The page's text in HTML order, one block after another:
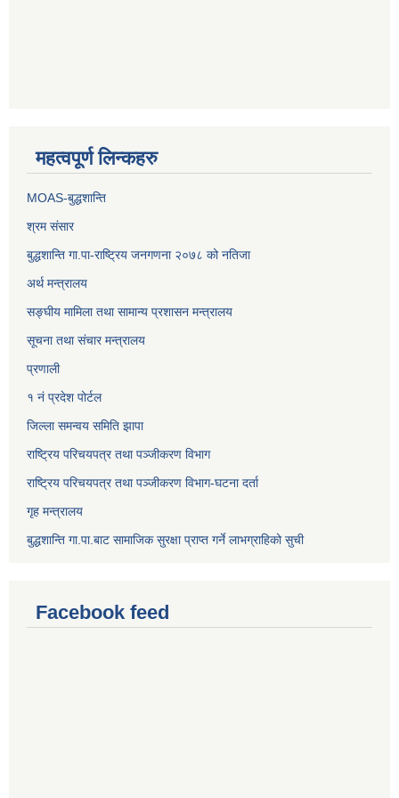
महत्वपूर्ण लिन्कहरु
MOAS-बुद्धशान्ति
श्रम संसार
बुद्धशान्ति गा.पा-राष्ट्रिय जनगणना २०७८ को नतिजा
अर्थ मन्त्रालय
सङ्‍घीय मामिला तथा सामान्य प्रशासन मन्त्रालय
सूचना तथा संचार मन्त्रालय
प्रणाली
१ नं प्रदेश पोर्टल
जिल्ला समन्वय समिति झापा
राष्ट्रिय परिचयपत्र तथा पञ्जीकरण विभाग
राष्ट्रिय परिचयपत्र तथा पञ्जीकरण विभाग-घटना दर्ता
गृह मन्त्रालय
बुद्धशान्ति गा.पा.बाट सामाजिक सुरक्षा प्राप्त गर्ने लाभग्राहिको सुची
Facebook feed